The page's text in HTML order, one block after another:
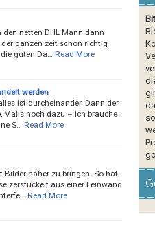
netten DHL Mann dann
ganzen zeit schon richtig
guten Da…
Read More
werden
ist durcheinander. Dann der
Mails noch dazu – ich brauche
S…
Read More
näher zu bringen. So hat
zerstückelt aus einer Leinwand
Read More